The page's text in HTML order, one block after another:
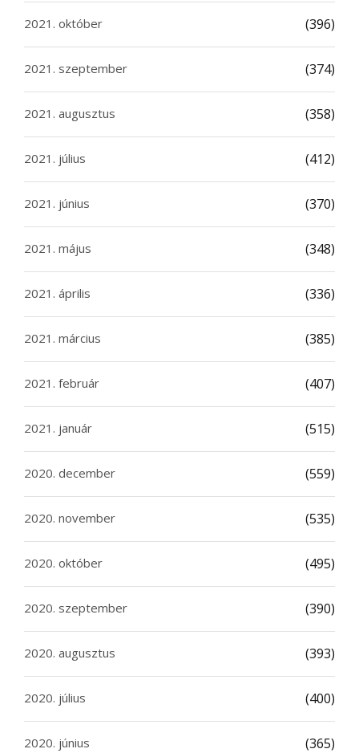
2021. október (396)
2021. szeptember (374)
2021. augusztus (358)
2021. július (412)
2021. június (370)
2021. május (348)
2021. április (336)
2021. március (385)
2021. február (407)
2021. január (515)
2020. december (559)
2020. november (535)
2020. október (495)
2020. szeptember (390)
2020. augusztus (393)
2020. július (400)
2020. június (365)